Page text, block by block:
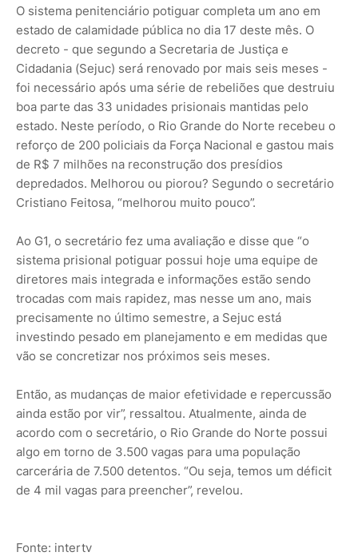
O sistema penitenciário potiguar completa um ano em
estado de calamidade pública no dia 17 deste mês. O
decreto - que segundo a Secretaria de Justiça e
Cidadania (Sejuc) será renovado por mais seis meses -
foi necessário após uma série de rebeliões que destruiu
boa parte das 33 unidades prisionais mantidas pelo
estado. Neste período, o Rio Grande do Norte recebeu o
reforço de 200 policiais da Força Nacional e gastou mais
de R$ 7 milhões na reconstrução dos presídios
depredados. Melhorou ou piorou? Segundo o secretário
Cristiano Feitosa, “melhorou muito pouco”.
Ao G1, o secretário fez uma avaliação e disse que “o
sistema prisional potiguar possui hoje uma equipe de
diretores mais integrada e informações estão sendo
trocadas com mais rapidez, mas nesse um ano, mais
precisamente no último semestre, a Sejuc está
investindo pesado em planejamento e em medidas que
vão se concretizar nos próximos seis meses.
Então, as mudanças de maior efetividade e repercussão
ainda estão por vir”, ressaltou. Atualmente, ainda de
acordo com o secretário, o Rio Grande do Norte possui
algo em torno de 3.500 vagas para uma população
carcerária de 7.500 detentos. “Ou seja, temos um déficit
de 4 mil vagas para preencher”, revelou.
Fonte: intertv